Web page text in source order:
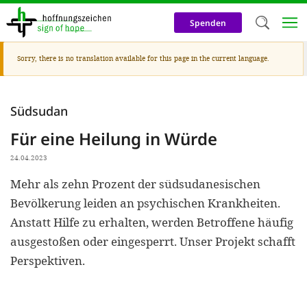
Skip
content
Spenden
Warning
message
Sorry, there is no translation available for this page in the current language.
Südsudan
Für eine Heilung in Würde
24.04.2023
Mehr als zehn Prozent der südsudanesischen
Bevölkerung leiden an psychischen Krankheiten.
Anstatt Hilfe zu erhalten, werden Betroffene häufig
ausgestoßen oder eingesperrt. Unser Projekt schafft
Perspektiven.
cookies,
cookies
and
purposes.